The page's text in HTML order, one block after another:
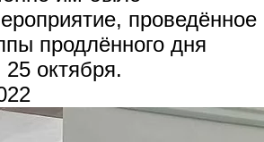
проведённое
продлённого дня
октября.